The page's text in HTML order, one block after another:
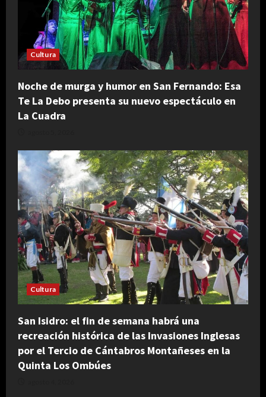
Cultura
Noche de murga y humor en San Fernando: Esa
Te La Debo presenta su nuevo espectáculo en
La Cuadra
Cultura
San Isidro: el fin de semana habrá una
recreación histórica de las Invasiones Inglesas
por el Tercio de Cántabros Montañeses en la
Quinta Los Ombúes